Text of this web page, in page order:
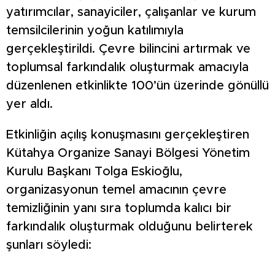
yatırımcılar, sanayiciler, çalışanlar ve kurum
temsilcilerinin yoğun katılımıyla
gerçekleştirildi. Çevre bilincini artırmak ve
toplumsal farkındalık oluşturmak amacıyla
düzenlenen etkinlikte 100’ün üzerinde gönüllü
yer aldı.
Etkinliğin açılış konuşmasını gerçekleştiren
Kütahya Organize Sanayi Bölgesi Yönetim
Kurulu Başkanı Tolga Eskioğlu,
organizasyonun temel amacının çevre
temizliğinin yanı sıra toplumda kalıcı bir
farkındalık oluşturmak olduğunu belirterek
şunları söyledi: